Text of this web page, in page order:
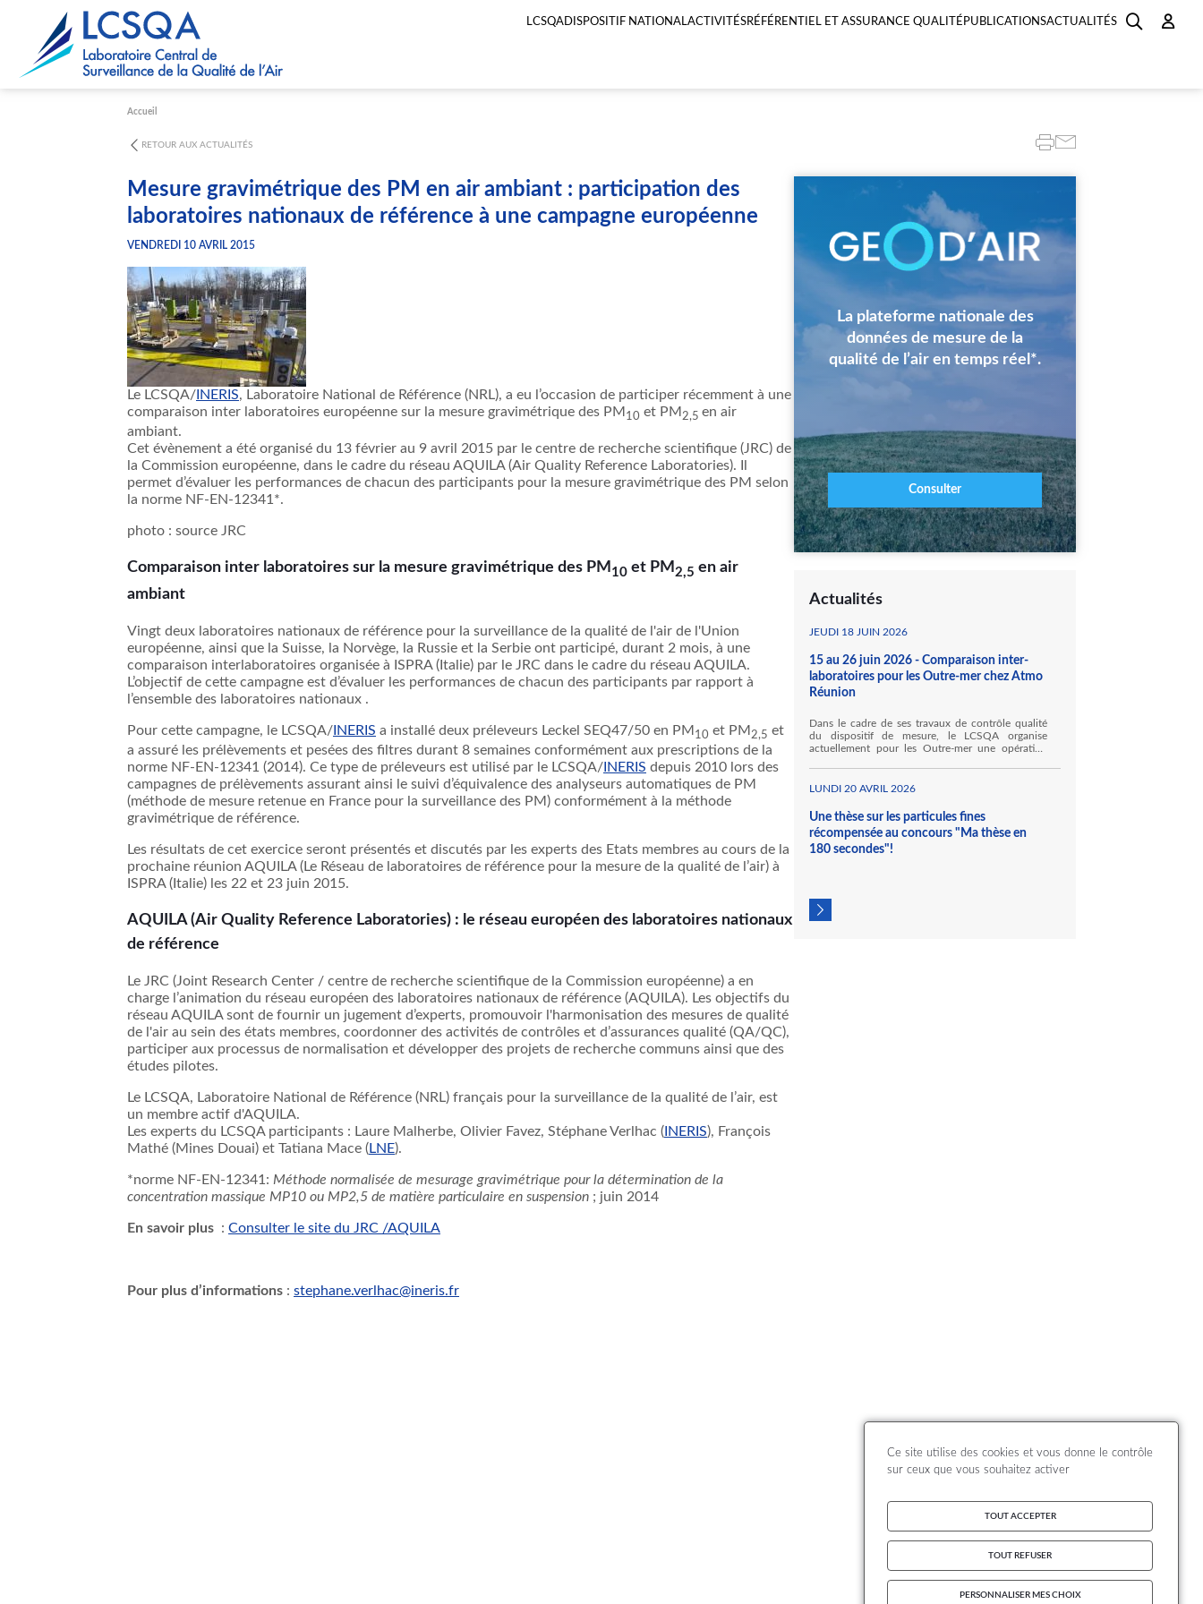
LCSQADISPOSITIF NATIONALACTIVITÉSRÉFÉRENTIEL ET ASSURANCE QUALITÉ PUBLICATIONSACTUALITÉS
Accueil
RETOUR AUX ACTUALITÉS
Mesure gravimétrique des PM en air ambiant : participation des
laboratoires nationaux de référence à une campagne européenne
VENDREDI 10 AVRIL 2015
Le LCSQA/ INERIS, Laboratoire National de Référence (NRL), a eu l’occasion de participer récemment à une
comparaison inter laboratoires européenne sur la mesure gravimétrique des PM 10 et PM 2,5 en air
ambiant.
Cet évènement a été organisé du 13 février au 9 avril 2015 par le centre de recherche scientifique (JRC) de
la Commission européenne, dans le cadre du réseau AQUILA(Air Quality Reference Laboratories). Il
permet d’évaluer les performances de chacun des participants pour la mesure gravimétrique des PM selon
la norme NF-EN-12341*.
photo : source JRC
Comparaison inter laboratoires sur la mesure gravimétrique des PM 10 et PM 2,5 en air
ambiant
Vingt deux laboratoires nationaux de référence pour la surveillance de la qualité de l'air de l'Union
européenne, ainsi que la Suisse, la Norvège, la Russie et la Serbie ont participé, durant 2 mois, à une
comparaison interlaboratoires organisée à ISPRA( Italie) par le JRC dans le cadre du réseau AQUILA.
L’objectif de cette campagne est d’évaluer les performances de chacun des participants par rapport à
l’ensemble des laboratoires nationaux .
Pour cette campagne, le LCSQA/ INERIS a installé deux préleveurs Leckel SEQ47/50 en PM 10 et PM 2,5 et
a assuré les prélèvements et pesées des filtres durant 8 semaines conformément aux prescriptions de la
norme NF-EN-12341 (2014). Ce type de préleveurs est utilisé par le LCSQA/ INERIS depuis 2010 lors des
campagnes de prélèvements assurant ainsi le suivi d’équivalence des analyseurs automatiques de PM
(méthode de mesure retenue en France pour la surveillance des PM) conformément à la méthode
gravimétrique de référence.
Les résultats de cet exercice seront présentés et discutés par les experts des Etats membres au cours de la
prochaine réunion AQUILA(Le Réseau de laboratoires de référence pour la mesure de la qualité de l’air) à
ISPRA( Italie) les 22 et 23 juin 2015.
AQUILA(Air Quality Reference Laboratories) : le réseau européen des laboratoires nationaux
de référence
Le JRC (Joint Research Center / centre de recherche scientifique de la Commission européenne) a en
charge l’animation du réseau européen des laboratoires nationaux de référence (AQUILA). Les objectifs du
réseau AQUILA sont de fournir un jugement d’experts, promouvoir l'harmonisation des mesures de qualité
de l'air au sein des états membres, coordonner des activités de contrôles et d’assurances qualité (QA/QC),
participer aux processus de normalisation et développer des projets de recherche communs ainsi que des
études pilotes.
Le LCSQA, Laboratoire National de Référence (NRL) français pour la surveillance de la qualité de l’air, est
un membre actif d'AQUILA.
Les experts du LCSQAparticipants : Laure Malherbe, Olivier Favez, StéphaneVerlhac ( INERIS), François
Mathé (Mines Douai) et Tatiana Mace (LNE).
*norme NF-EN-12341: Méthode normalisée de mesurage gravimétrique pour la détermination de la
concentration massique MP10 ou MP2,5 de matière particulaire en suspension ; juin 2014
En savoir plus : Consulter le site du JRC /AQUILA
Pour plus d’informations : stephane.verlhac@ineris.fr
Image
La plateforme nationale des
données de mesure de la
qualité de l’air en temps réel*.
Consulter
Actualités
JEUDI 18 JUIN 2026
15 au 26 juin 2026 - Comparaison inter-
laboratoires pour les Outre-mer chez Atmo
Réunion
Dans le cadre de ses travaux de contrôle qualité
du dispositif de mesure, le LCSQA organise
actuellement pour les Outre-mer une opération
inorganiques. Ainsi, Atmo Réunion accueille, au
et l'Ineris au titre de ses travaux pour le LCSQA.
LUNDI 20 AVRIL 2026
Une thèse sur les particules fines
récompensée au concours "Ma thèse en
180 secondes"!
Paramétrer les cookies
Ce site utilise des cookies et vous donne le contrôle
sur ceux que vous souhaitez activer
TOUT ACCEPTER
TOUT REFUSER
PERSONNALISER MES CHOIX